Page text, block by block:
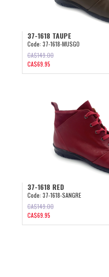
37-1618 TAUPE
Code: 37-1618-MUSGO
CA$149.00
CA$69.95
37-1618 RED
Code: 37-1618-SANGRE
CA$149.00
CA$69.95